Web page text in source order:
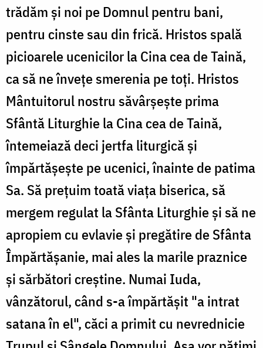
trădăm și noi pe Domnul pentru bani,
pentru cinste sau din frică. Hristos spală
picioarele ucenicilor la Cina cea de Taină,
ca să ne învețe smerenia pe toți. Hristos
Mântuitorul nostru săvârșește prima
Sfântă Liturghie la Cina cea de Taină,
întemeiază deci jertfa liturgică și
împărtășește pe ucenici, înainte de patima
Sa. Să prețuim toată viața biserica, să
mergem regulat la Sfânta Liturghie și să ne
apropiem cu evlavie și pregătire de Sfânta
Împărtășanie, mai ales la marile praznice
și sărbători creștine. Numai Iuda,
vânzătorul, când s-a împărtășit "a intrat
satana în el", căci a primit cu nevrednicie